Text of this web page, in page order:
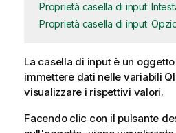
Proprietà casella di input:
Proprietà casella di input:
La casella di input è un
immettere dati nelle variabili
visualizzare i rispettivi valori.
Facendo clic con il pulsante